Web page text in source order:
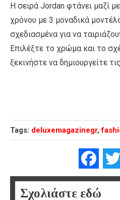
Η σειρά Jordan φτάνει μαζί
χρόνου με 3 μοναδικά
σχεδιασμένα για να
Επιλέξτε το χρώμα και το
ξεκινήστε να δημιουργείτε
Tags: deluxemagazinegr,
Σχολιάστε εδώ